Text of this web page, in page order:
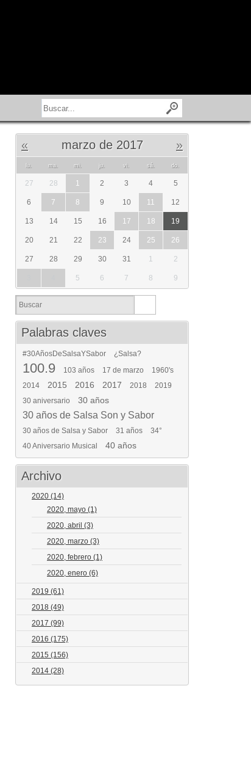
« marzo de 2017 »
lu. ma. mi. ju. vi. sá. do.
27 28 1 2 3 4 5
6 7 8 9 10 11 12
13 14 15 16 17 18 19
20 21 22 23 24 25 26
27 28 29 30 31 1 2
5 6 7 8 9
Palabras claves
#30AñosDeSalsaYSabor ¿Salsa?
100.9 103 años 17 de marzo
1960's
2014
2015 2016 2017 2018
2019
30 aniversario
30 años
30 años de Salsa Son y Sabor
30 años de Salsa y Sabor 31 años
34°
40 Aniversario Musical
40 años
Archivo
2020 (14)
2020, mayo (1)
2020, abril (3)
2020, marzo (3)
2020, febrero (1)
2020, enero (6)
2019 (61)
2018 (49)
2017 (99)
2016 (175)
2015 (156)
2014 (28)